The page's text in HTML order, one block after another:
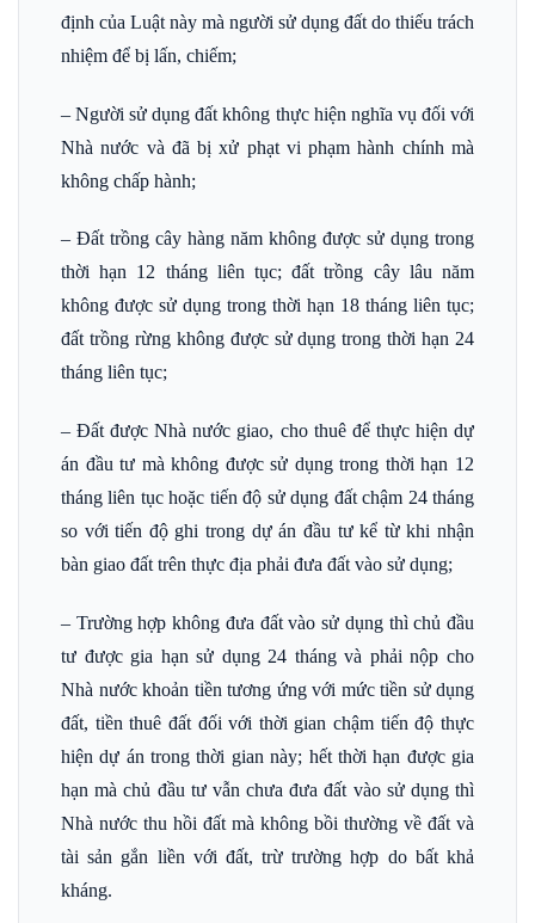
định của Luật này mà người sử dụng đất do thiếu trách
nhiệm để bị lấn, chiếm;
– Người sử dụng đất không thực hiện nghĩa vụ đối với
Nhà nước và đã bị xử phạt vi phạm hành chính mà
không chấp hành;
– Đất trồng cây hàng năm không được sử dụng trong
thời hạn 12 tháng liên tục; đất trồng cây lâu năm
không được sử dụng trong thời hạn 18 tháng liên tục;
đất trồng rừng không được sử dụng trong thời hạn 24
tháng liên tục;
– Đất được Nhà nước giao, cho thuê để thực hiện dự
án đầu tư mà không được sử dụng trong thời hạn 12
tháng liên tục hoặc tiến độ sử dụng đất chậm 24 tháng
so với tiến độ ghi trong dự án đầu tư kể từ khi nhận
bàn giao đất trên thực địa phải đưa đất vào sử dụng;
– Trường hợp không đưa đất vào sử dụng thì chủ đầu
tư được gia hạn sử dụng 24 tháng và phải nộp cho
Nhà nước khoản tiền tương ứng với mức tiền sử dụng
đất, tiền thuê đất đối với thời gian chậm tiến độ thực
hiện dự án trong thời gian này; hết thời hạn được gia
hạn mà chủ đầu tư vẫn chưa đưa đất vào sử dụng thì
Nhà nước thu hồi đất mà không bồi thường về đất và
tài sản gắn liền với đất, trừ trường hợp do bất khả
kháng.